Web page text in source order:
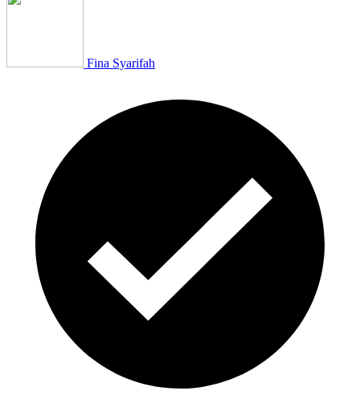
Fina Syarifah